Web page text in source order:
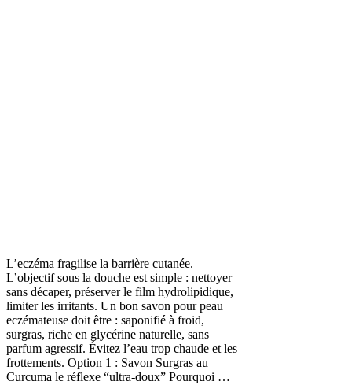
L’eczéma fragilise la barrière cutanée.
L’objectif sous la douche est simple : nettoyer
sans décaper, préserver le film hydrolipidique,
limiter les irritants. Un bon savon pour peau
eczémateuse doit être : saponifié à froid,
surgras, riche en glycérine naturelle, sans
parfum agressif. Évitez l’eau trop chaude et les
frottements. Option 1 : Savon Surgras au
Curcuma le réflexe “ultra-doux” Pourquoi …